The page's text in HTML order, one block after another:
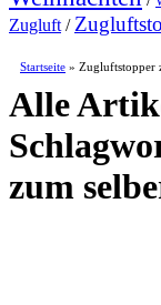
Zugluft /
Startseite » Zugluftstopper
Alle
zum